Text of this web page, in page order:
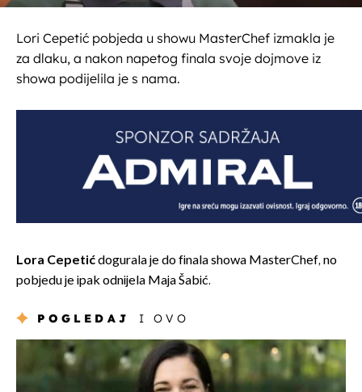
Lori Cepetić pobjeda u showu MasterChef izmakla je
za dlaku, a nakon napetog finala svoje dojmove iz
showa podijelila je s nama.
Lora Cepetićdogurala je do finala showa MasterChef, no
pobjedu je ipak odnijela Maja Šabić.
POGLEDAJ I OVO